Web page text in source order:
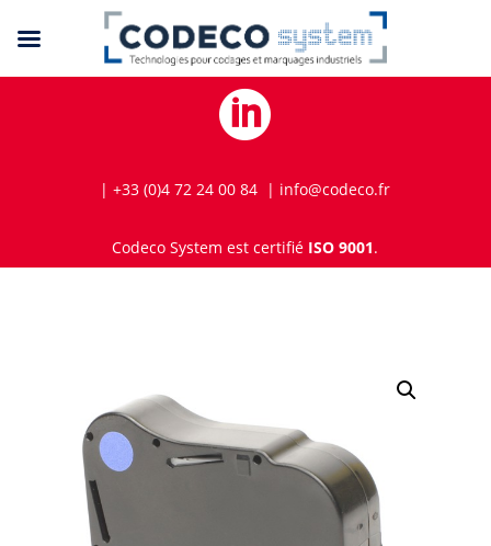

| +33 (0)4 72 24 00 84 | info@codeco.fr
Codeco System est certifié ISO 9001.